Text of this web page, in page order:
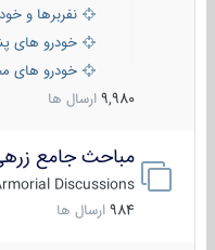
نفربرها و
خودرو های
خودرو های
9,980 ارسال ها
مباحث جامع زرهی
Armorial Discussions
984 ارسال ها